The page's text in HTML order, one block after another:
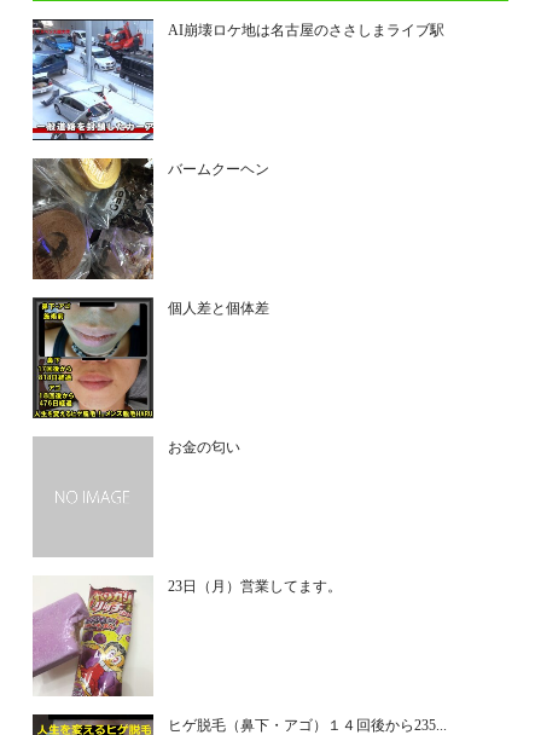
AI崩壊ロケ地は名古屋のささしまライブ駅
バームクーヘン
個人差と個体差
お金の匂い
23日（月）営業してます。
ヒゲ脱毛（鼻下・アゴ）１４回後から235...